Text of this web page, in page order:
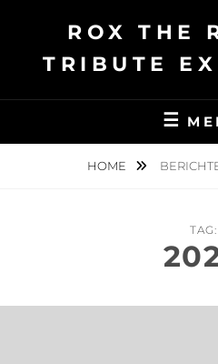
ROX THE
TRIBUTE
HOME
TAG: